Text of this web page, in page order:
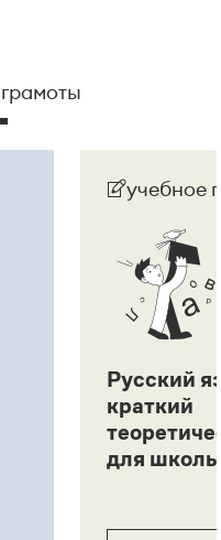
учебное
Русский
краткий
для